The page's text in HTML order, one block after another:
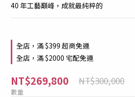
40 年工藝巔峰，成就最純粹的
全店，滿 $399 超商免運
全店，滿 $2000 宅配免運
NT$269,800 NT$300,000
數量